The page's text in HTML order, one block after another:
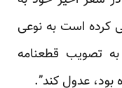
کرده است به نوعی
تصویب قطعنامه